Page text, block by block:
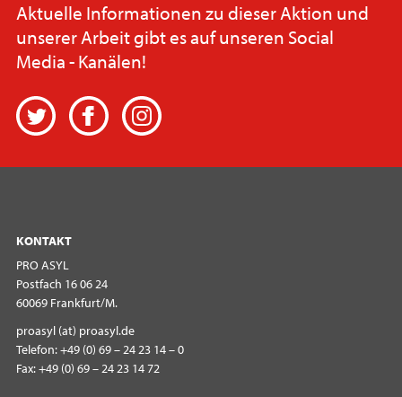
Aktuelle Informationen zu dieser Aktion und
unserer Arbeit gibt es auf unseren Social
Media - Kanälen!
Twitter FacebookInstagram
KONTAKT
PRO ASYL
Postfach 16 06 24
60069 Frankfurt/M.
proasyl (at) proasyl.de
Telefon: +49 (0) 69 – 24 23 14 – 0
Fax: +49 (0) 69 – 24 23 14 72